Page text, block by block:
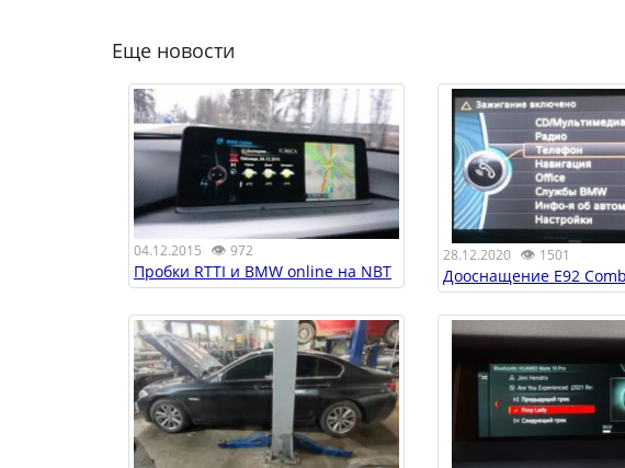
Еще новости
04.12.2015 👁 972
Пробки RTTI и BMW online на NBT
28.12.2020 👁 1501
Дооснащение E92